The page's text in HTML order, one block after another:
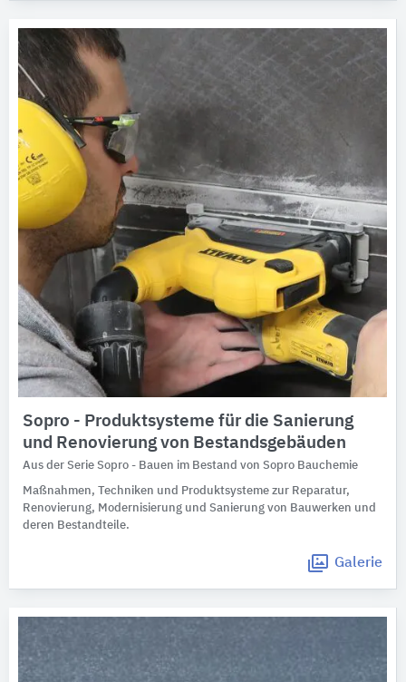
Sopro - Produktsysteme für die Sanierung
und Renovierung von Bestandsgebäuden
Aus der Serie Sopro - Bauen im Bestand von Sopro Bauchemie
Maßnahmen, Techniken und Produktsysteme zur Reparatur,
Renovierung, Modernisierung und Sanierung von Bauwerken und
deren Bestandteile.
Galerie